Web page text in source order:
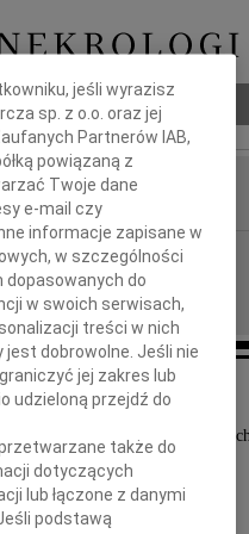
18 listopada 2009 roku
obowiązków
odszedł nasz Kolega
jeśli wyrazisz
sp. z o.o. oraz jej
Partnerów IAB,
powiązaną z
Twoje dane
e-mail czy
informacje zapisane w
w szczególności
do
w swoich serwisach,
treści w nich
dobrowolne. Jeśli nie
jej zakres lub
udzieloną przejdź do
także do
dotyczących
lub łączone z danymi
podstawą